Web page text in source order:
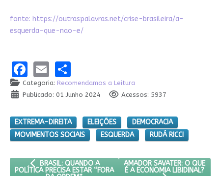
fonte: https://outraspalavras.net/crise-brasileira/a-
esquerda-que-nao-e/
Facebook
EmailShare
Categoria: Recomendamos a Leitura
Publicado: 01 Junho 2024
Acessos: 5937
EXTREMA-DIREITA ELEIÇÕES
DEMOCRACIA
MOVIMENTOS SOCIAIS
ESQUERDA RUDÁ RICCI
ARTIGO ANTERIOR: BRASIL: QUANDO A POLÍTICA PRECISA
BRASIL: QUANDO A
POLÍTICA PRECISA ESTAR “FORA
PRÓXIMO ARTIGO: AMADOR
AMADOR SAVATER: O QUE
É A ECONOMIA LIBIDINAL?